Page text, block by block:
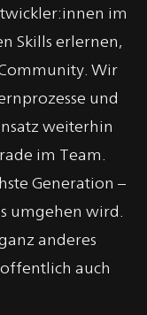
im
Skills erlernen,
Wir
und
weiterhin
im Team.
Generation –
umgehen wird.
anderes
auch